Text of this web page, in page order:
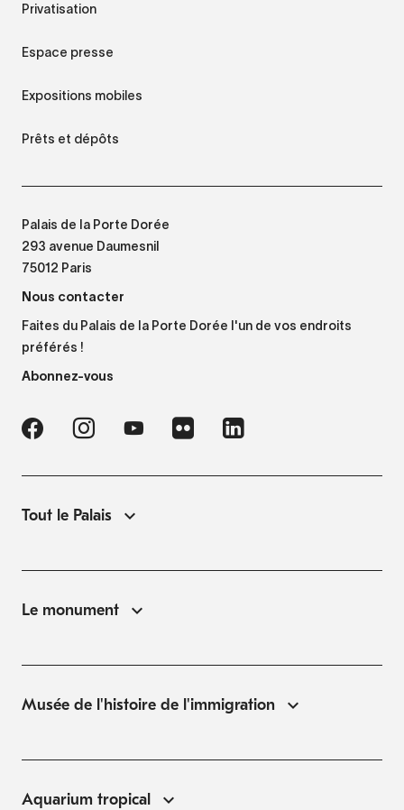
Privatisation
Espace presse
Expositions mobiles
Prêts et dépôts
Palais de la Porte Dorée
293 avenue Daumesnil
75012 Paris
Nous contacter
Faites du Palais de la Porte Dorée l'un de vos endroits
préférés !
Abonnez-vous
Tout le Palais
Le monument
Musée de l'histoire de l'immigration
Aquarium tropical